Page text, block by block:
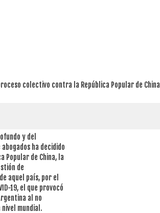
colectivo contra la República Popular de China
y del
ha decidido
Popular de China, la
de
aquel país, por el
19, el que provocó
al no
mundial.